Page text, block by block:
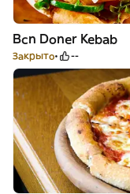
Bcn Doner Kebab
Закрыто --